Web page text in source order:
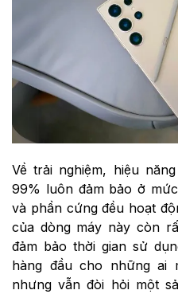
Về trải nghiệm, hiệu
99% luôn đảm bảo ở
và phần cứng đều hoạt
của dòng máy này còn
đảm bảo thời gian sử
hàng đầu cho những ai
nhưng vẫn đòi hỏi một